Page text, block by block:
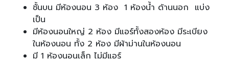
ชั้นบน มีห้องนอน 3 ห้อง 1 ห้องน้ำ ด้านนอก แบ่ง
เป็น
มีห้องนอนใหญ่ 2 ห้อง มีแอร์ทั้งสองห้อง มีระเบียง
ในห้องนอน ทั้ง 2 ห้อง มีผ้าม่านในห้องนอน
มี 1 ห้องนอนเล็ก ไม่มีแอร์